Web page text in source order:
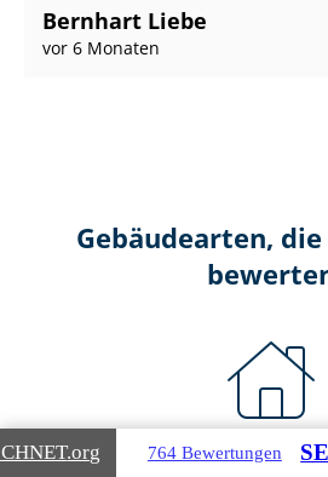
Bernhart Liebe
vor 6 Monaten
Gebäudearten,
.org 764 Bewertungen